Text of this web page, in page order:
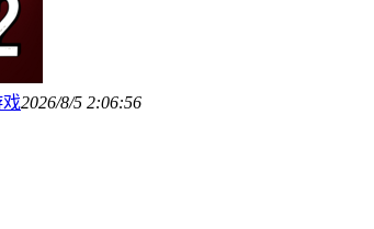
戏2026/8/5 2:06:56